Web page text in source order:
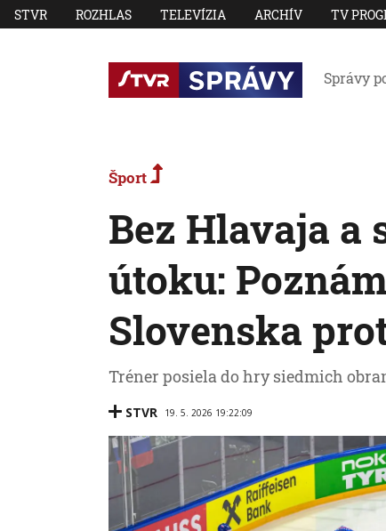
STVR ROZHLAS TELEVÍZIA ARCHÍV TV
Správy
Šport
Bez Hlavaja a
útoku:
Slovenska
Tréner posiela do hry siedmich
STVR 19. 5. 2026 19:22:09